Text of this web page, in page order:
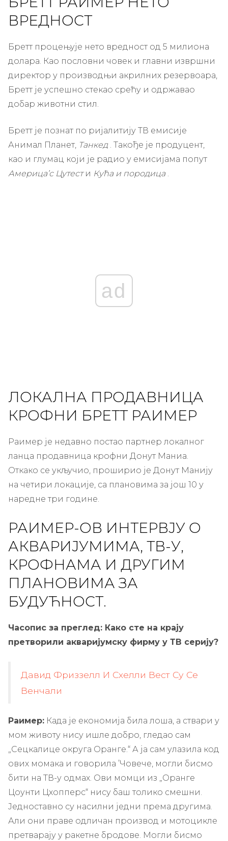
ВРЕДНОСТ
Бретт процењује нето вредност од 5 милиона
долара. Као пословни човек и главни извршни
директор у производњи акрилних резервоара,
Бретт је успешно стекао срећу и одржавао
добар животни стил.
Бретт је познат по ријалитију ТВ емисије
Анимал Планет, Танкед . Такође је продуцент,
као и глумац који је радио у емисијама попут
Америца’с Цутести Кућа и породица.
ad
ЛОКАЛНА ПРОДАВНИЦА
КРОФНИ БРЕТТ РАИМЕР
Раимер је недавно постао партнер локалног
ланца продавница крофни Донут Маниа.
Откако се укључио, проширио је Донут Манију
на четири локације, са плановима за још 10 у
наредне три године.
РАИМЕР-ОВ ИНТЕРВЈУ О
АКВАРИЈУМИМА, ТВ-У,
КРОФНАМА И ДРУГИМ
ПЛАНОВИМА ЗА
БУДУЋНОСТ.
Часопис за преглед: Како сте на крају
претворили акваријумску фирму у ТВ серију?
Давид Фриззелл И Схелли Вест Су Се
Венчали
Раимер: Када је економија била лоша, а ствари у
мом животу нису ишле добро, гледао сам
„Сецкалице округа Оранге.“ А ја сам улазила код
ових момака и говорила ’Човече, могли бисмо
бити на ТВ-у одмах. Ови момци из „Оранге
Цоунти Цхопперс“ нису баш толико смешни.
Једноставно су насилни једни према другима.
Али они праве одличан производ и мотоцикле
претварају у ракетне бродове. Могли бисмо